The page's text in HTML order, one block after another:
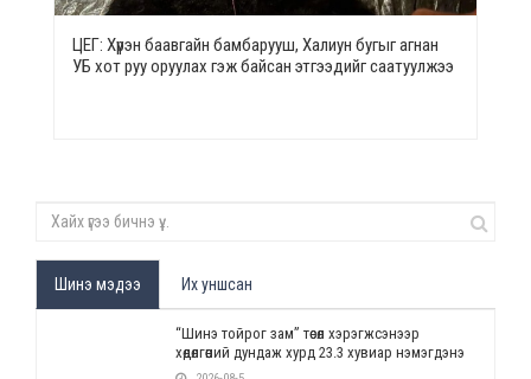
ЦЕГ: Хүрэн баавгайн бамбарууш, Халиун бугыг агнан
УБ хот руу оруулах гэж байсан этгээдийг саатуулжээ
Шинэ мэдээ Их уншсан
“Шинэ тойрог зам” төсөл хэрэгжсэнээр
хөдөлгөөний дундаж хурд 23.3 хувиар нэмэгдэнэ